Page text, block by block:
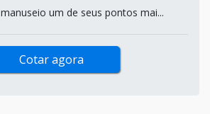
um de seus pontos mai...
Cotar agora